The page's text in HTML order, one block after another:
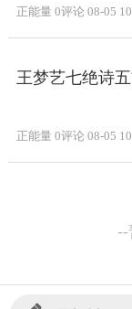
正能量 0评论 08-05
王梦艺七绝诗
正能量 0评论 08-05